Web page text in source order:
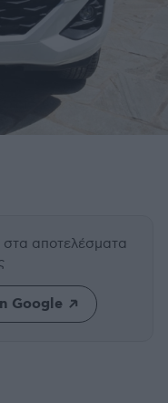
στα αποτελέσματα
Google